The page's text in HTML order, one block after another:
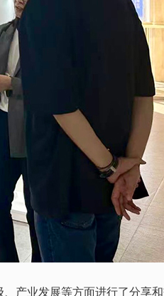
产业发展等方面进行了分享